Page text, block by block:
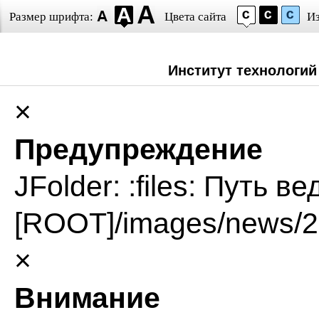
Размер шрифта: Цвета сайта
Институт
×
Предупреждение
JFolder: :files: Путь
[ROOT]/images/news/
×
Внимание